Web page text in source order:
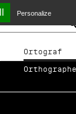
Ortograf
Orthographe
Personalize